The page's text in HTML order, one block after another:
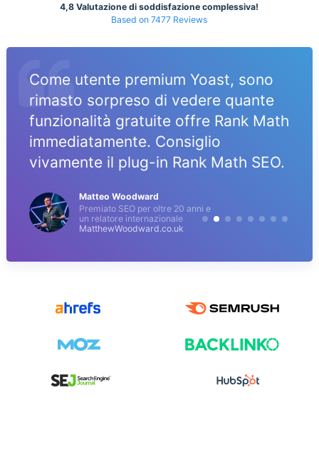
4,8 Valutazione di soddisfazione complessiva!
Based on 7477 Reviews
Come utente premium Yoast, sono
rimasto sorpreso di vedere quante
funzionalità gratuite offre Rank Math
immediatamente. Consiglio
vivamente il plug-in Rank Math SEO.
Matteo Woodward
Premiato SEO per oltre 20 anni e
un relatore internazionale
MatthewWoodward.co.uk